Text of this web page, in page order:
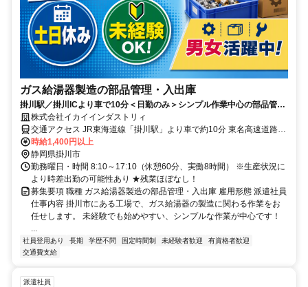
ガス給湯器製造の部品管理・入出庫
掛川駅／掛川ICより車で10分＜日勤のみ＞シンプル作業中心の部品管理
／男女活躍中／土日休／未経験OK
株式会社イカイインダストリィ
交通アクセス JR東海道線「掛川駅」より車で約10分 東名高速道路
「掛川IC」より車で約10分
時給1,400円以上
静岡県掛川市
勤務曜日・時間 8:10～17:10（休憩60分、実働8時間） ※生産状況に
より時差出勤の可能性あり ★残業ほぼなし！
募集要項 職種 ガス給湯器製造の部品管理・入出庫 雇用形態 派遣社員
仕事内容 掛川市にある工場で、ガス給湯器の製造に関わる作業をお
任せします。 未経験でも始めやすい、シンプルな作業が中心です！
...
社員登用あり 長期 学歴不問 固定時間制 未経験者歓迎
有資格者歓迎
交通費支給
派遣社員